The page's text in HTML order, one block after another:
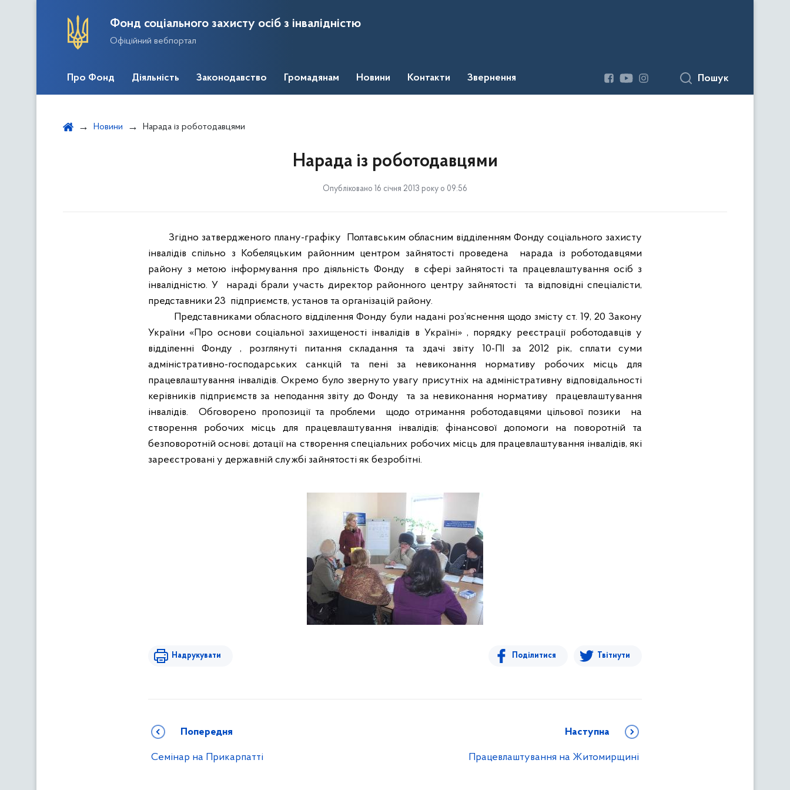
Фонд соціального захисту осіб з інвалідністю
Офіційний вебпортал
Про Фонд Діяльність Законодавство Громадянам Новини Контакти Звернення Пошук
Новини Нарада із роботодавцями
Нарада із роботодавцями
Опубліковано 16 січня 2013 року о 09:56
Згідно затвердженого плану-графіку
Полтавським обласним відділенням Фонду соціального захисту
інвалідів спільно з Кобеляцьким районним центром зайнятості проведена
нарада із роботодавцями
району з метою інформування про діяльність Фонду
в сфері зайнятості та працевлаштування осіб з
інвалідністю. У
нараді брали участь директор районного центру зайнятості та відповідні спеціалісти,
представники 23 підприємств, установ та організацій району.
Представниками обласного відділення Фонду були надані роз’яснення щодо змісту ст. 19, 20 Закону
України «Про основи соціальної захищеності інвалідів в Україні» , порядку реєстрації роботодавців у
відділенні Фонду , розглянуті питання складання та здачі звіту 10-ПІ за 2012 рік, сплати суми
адміністративно-господарських санкцій та пені за невиконання нормативу робочих місць для
працевлаштування інвалідів. Окремо було звернуто увагу присутніх на адміністративну відповідальності
керівників підприємств за неподання звіту до Фонду
та за невиконання нормативу
працевлаштування
інвалідів.
Обговорено пропозиції та проблеми щодо отримання роботодавцями цільової позики
на
створення робочих місць для працевлаштування інвалідів; фінансової допомоги на поворотній та
безповоротній основі; дотації на створення спеціальних робочих місць для працевлаштування інвалідів, які
зареєстровані у державній службі зайнятості як безробітні.
Надрукувати Поділитися Твітнути
Попередня
Семінар на Прикарпатті
Наступна
Працевлаштування на Житомирщині